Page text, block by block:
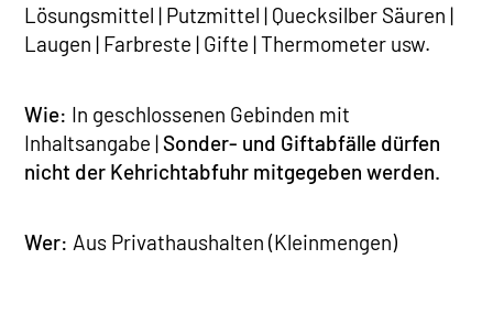
Lösungsmittel | Putzmittel | Quecksilber Säuren |
Laugen | Farbreste | Gifte | Thermometer usw.
Wie: In geschlossenen Gebinden mit
Inhaltsangabe | Sonder- und Giftabfälle dürfen
nicht der Kehrichtabfuhr mitgegeben werden.
Wer: Aus Privathaushalten (Kleinmengen)